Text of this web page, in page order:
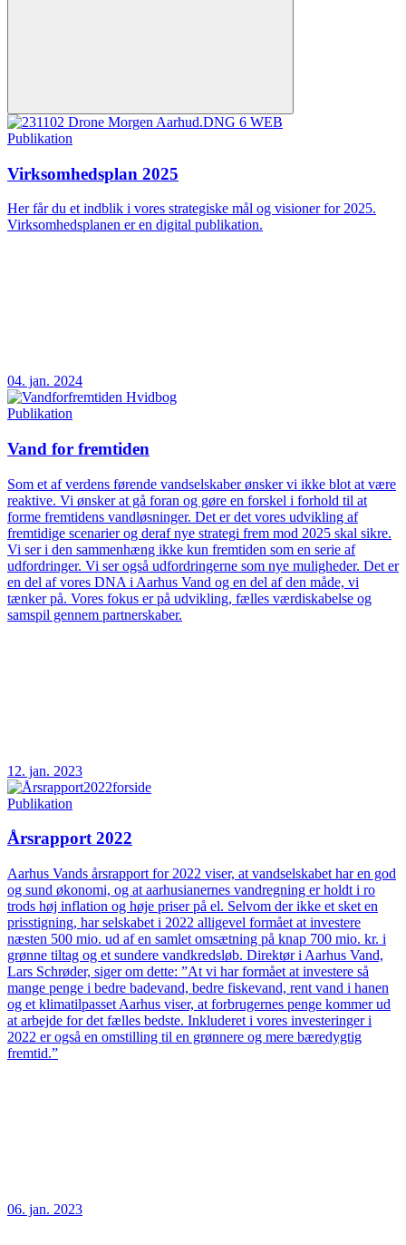
Publikation
Virksomhedsplan 2025
Her får du et indblik i vores strategiske mål og visioner for 2025.
Virksomhedsplanen er en digital publikation.
04. jan. 2024
Publikation
Vand for fremtiden
Som et af verdens førende vandselskaber ønsker vi ikke blot at være
reaktive. Vi ønsker at gå foran og gøre en forskel i forhold til at
forme fremtidens vandløsninger. Det er det vores udvikling af
fremtidige scenarier og deraf nye strategi frem mod 2025 skal sikre.
Vi ser i den sammenhæng ikke kun fremtiden som en serie af
udfordringer. Vi ser også udfordringerne som nye muligheder. Det er
en del af vores DNA i Aarhus Vand og en del af den måde, vi
tænker på. Vores fokus er på udvikling, fælles værdiskabelse og
samspil gennem partnerskaber.
12. jan. 2023
Publikation
Årsrapport 2022
Aarhus Vands årsrapport for 2022 viser, at vandselskabet har en god
og sund økonomi, og at aarhusianernes vandregning er holdt i ro
trods høj inflation og høje priser på el. Selvom der ikke et sket en
prisstigning, har selskabet i 2022 alligevel formået at investere
næsten 500 mio. ud af en samlet omsætning på knap 700 mio. kr. i
grønne tiltag og et sundere vandkredsløb. Direktør i Aarhus Vand,
Lars Schrøder, siger om dette: ”At vi har formået at investere så
mange penge i bedre badevand, bedre fiskevand, rent vand i hanen
og et klimatilpasset Aarhus viser, at forbrugernes penge kommer ud
at arbejde for det fælles bedste. Inkluderet i vores investeringer i
2022 er også en omstilling til en grønnere og mere bæredygtig
fremtid.”
06. jan. 2023